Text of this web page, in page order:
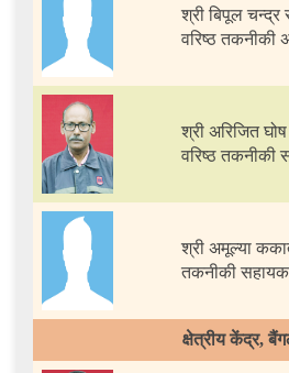
श्री बिपूल चन्द्र
वरिष्ठ तकनीकी
श्री अरिजित घोष
वरिष्ठ तकनीकी
श्री अमूल्या
तकनीकी सहायक
क्षेत्रीय केंद्र,